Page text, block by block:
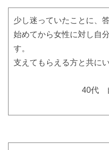
少し迷っていたことに、
始めてから女性に対し自
す。
支えてもらえる方と共に
40代